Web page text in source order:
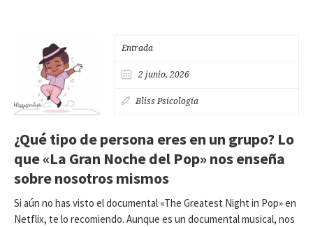
Entrada
2 junio, 2026
Bliss Psicología
¿Qué tipo de persona eres en un grupo? Lo
que «La Gran Noche del Pop» nos enseña
sobre nosotros mismos
Si aún no has visto el documental «The Greatest Night in Pop» en
Netflix, te lo recomiendo. Aunque es un documental musical, nos